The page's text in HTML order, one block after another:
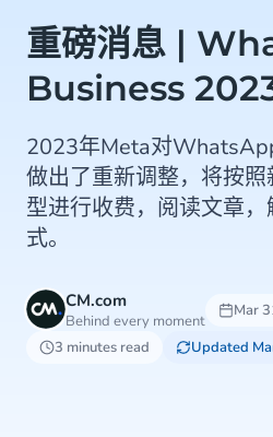
重磅消息 |
Business
2023年Meta对
做出了重新调整，将按
型进行收费，阅读文章
式。
CM.com
Behind every moment
Mar
3 minutes read
Updated